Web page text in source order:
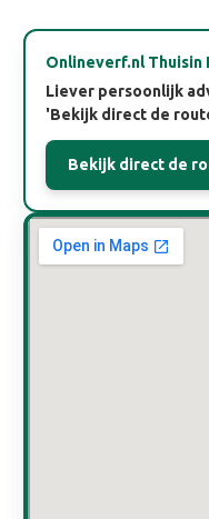
Onlineverf.nl Thuisin
Liever persoonlijk
'Bekijk direct de
Bekijk direct de